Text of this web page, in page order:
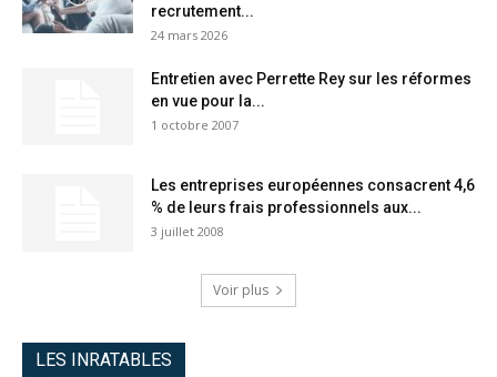
recrutement...
24 mars 2026
Entretien avec Perrette Rey sur les réformes
en vue pour la...
1 octobre 2007
Les entreprises européennes consacrent 4,6
% de leurs frais professionnels aux...
3 juillet 2008
Voir plus
LES INRATABLES